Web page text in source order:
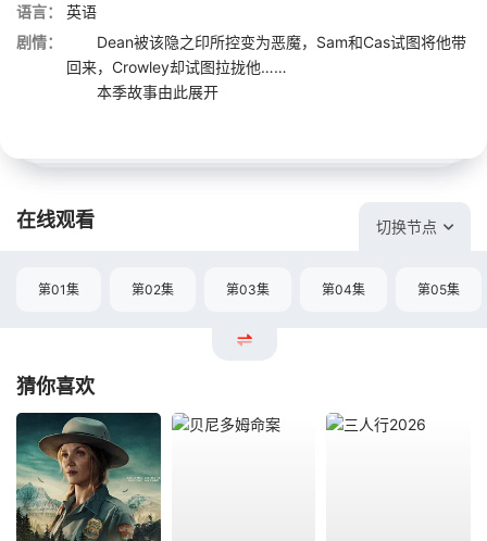
语言：
英语
剧情：
Dean被该隐之印所控变为恶魔，Sam和Cas试图将他带
回来，Crowley却试图拉拢他……
本季故事由此展开
在线观看 切换节点
第01集 第02集 第03集 第04集 第05集
猜你喜欢